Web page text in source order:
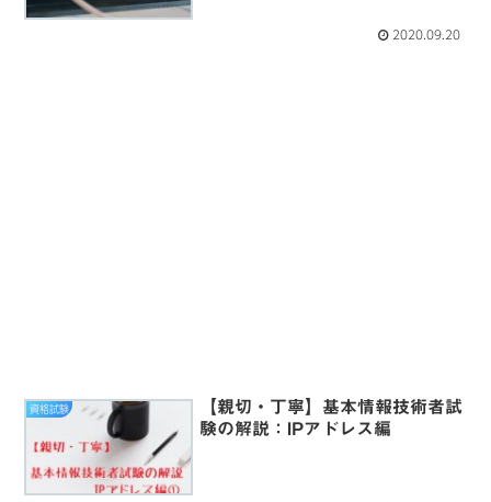
2020.09.20
資格試験
【親切・丁寧】基本情報技術者試
験の解説：IPアドレス編